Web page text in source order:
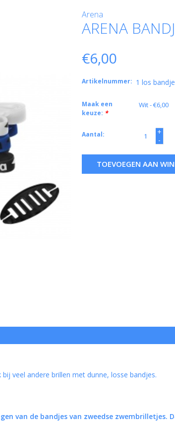
Arena
ARENA
€6,00
Artikelnummer: 1 los bandje
Maak een
keuze: *
Aantal:
+
-
TOEVOEGEN AAN
veel andere brillen met dunne, losse bandjes.
van de bandjes van zweedse